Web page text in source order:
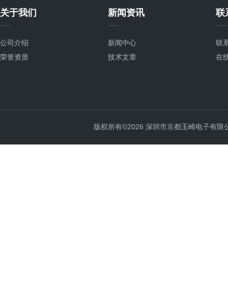
关于我们
公司介绍
荣誉资质
新闻资讯
新闻中心
技术文章
联
联
在
版权所有©2026 深圳市京都玉崎电子有